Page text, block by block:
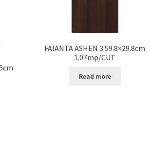
FAIANTA ASHEN 3 59.8×29.8cm
1.07mp/CUT
Read more